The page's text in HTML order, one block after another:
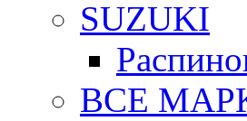
SUZUKI
ВСЕ